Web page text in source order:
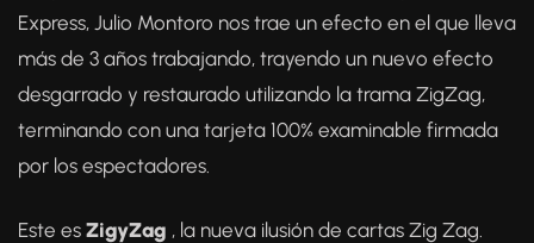
Express, Julio Montoro nos trae un efecto en el que lleva
más de 3 años trabajando, trayendo un nuevo efecto
desgarrado y restaurado utilizando la trama ZigZag,
terminando con una tarjeta 100% examinable firmada
por los espectadores.
Este es ZigyZag , la nueva ilusión de cartas Zig Zag.